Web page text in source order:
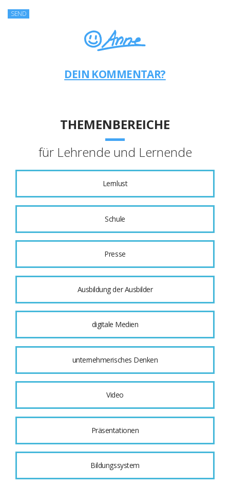
DEIN KOMMENTAR?
THEMENBEREICHE
für Lehrende und Lernende
Lernlust
Schule
Presse
Ausbildung der Ausbilder
digitale Medien
unternehmerisches Denken
Video
Präsentationen
Bildungssystem